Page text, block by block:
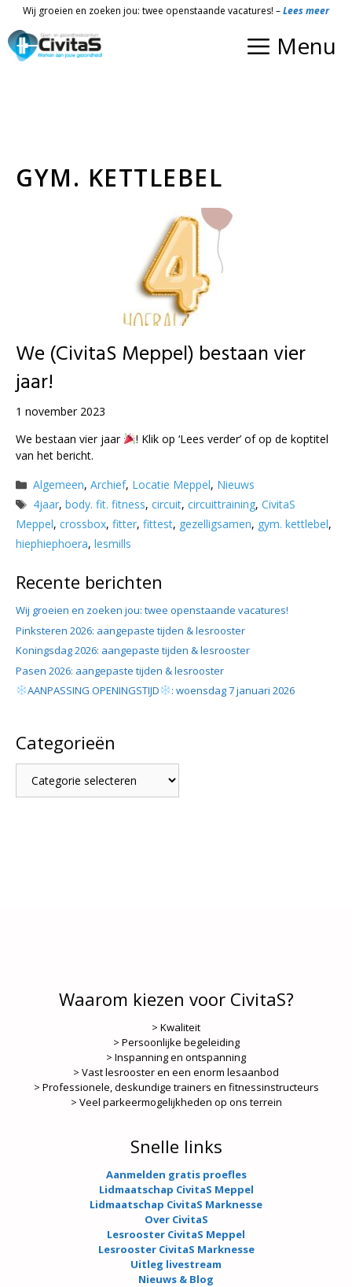
de
inhoud
Wij groeien en zoeken jou: twee openstaande vacatures! –Lees meer
Menu
GYM. KETTLEBEL
We (CivitaS Meppel) bestaan vier
jaar!
1 november 2023
We bestaan vier jaar
! Klik op ‘Lees verder’ of op de koptitel
van het bericht.
Categorieën
Algemeen,Archief, Locatie Meppel, Nieuws
Tags
4jaar,body. fit. fitness,circuit,circuittraining,CivitaS
Meppel, crossbox, fitter, fittest, gezelligsamen, gym. kettlebel,
hiephiephoera, lesmills
Recente berichten
Wij groeien en zoeken jou: twee openstaande vacatures!
Pinksteren 2026: aangepaste tijden & lesrooster
Koningsdag 2026: aangepaste tijden & lesrooster
Pasen 2026: aangepaste tijden & lesrooster
AANPASSING OPENINGSTIJD
: woensdag 7 januari 2026
Categorieën
Waarom kiezen voor CivitaS?
> Kwaliteit
> Persoonlijke begeleiding
> Inspanning en ontspanning
> Vast lesrooster en een enorm lesaanbod
> Professionele, deskundige trainers en fitnessinstructeurs
> Veel parkeermogelijkheden op ons terrein
Snelle links
Aanmelden gratis proefles
Lidmaatschap CivitaS Meppel
Lidmaatschap CivitaS Marknesse
Over CivitaS
Lesrooster CivitaS Meppel
Lesrooster CivitaS Marknesse
Uitleg livestream
Nieuws & Blog